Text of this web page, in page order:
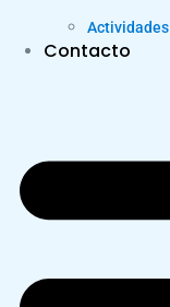
Actividades
Contacto